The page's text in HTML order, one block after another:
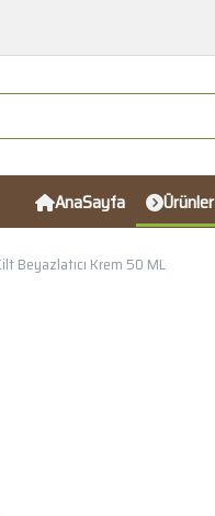
AnaSayfa Ürünler
Beyazlatıcı Krem 50 ML